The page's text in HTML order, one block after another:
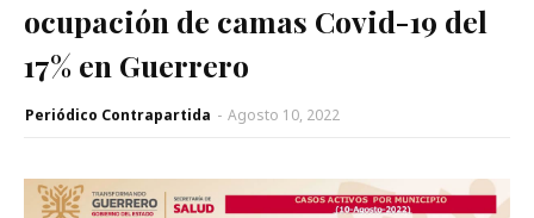
ocupación de camas Covid-19 del
17% en Guerrero
Periódico Contrapartida - Agosto 10, 2022